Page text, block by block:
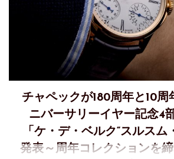
チャペックが180周年と10周
ニバーサリーイヤー記念4
「ケ・デ・ベルク“スルスム
発表～周年コレクションを